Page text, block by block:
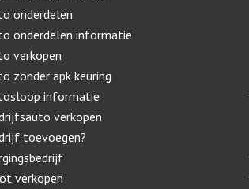
onderdelen
onderdelen informatie
verkopen
zonder apk keuring
informatie
verkopen
toevoegen?
verkopen